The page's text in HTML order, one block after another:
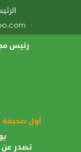
رئيس
أول صحيفة
تصدر عن